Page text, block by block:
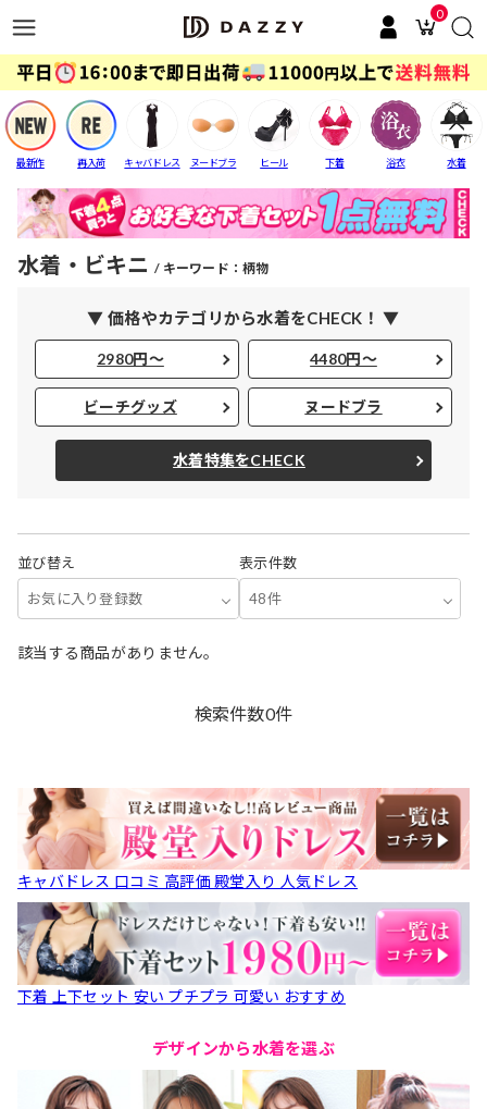
0
最新作 再入荷 キャバドレス ヌードブラ ヒール 下着 浴衣 水着
水着・ビキニ キーワード：柄物
▼ 価格やカテゴリから水着をCHECK！ ▼
2980円～ 4480円～
ビーチグッズ ヌードブラ
水着特集をCHECK
並び替え
お気に入り登録数
表示件数
48件
該当する商品がありません。
検索件数0件
キャバドレス 口コミ 高評価 殿堂入り 人気ドレス
下着 上下セット 安い プチプラ 可愛い おすすめ
デザインから水着を選ぶ